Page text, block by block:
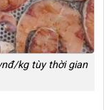
kg tùy thời gian